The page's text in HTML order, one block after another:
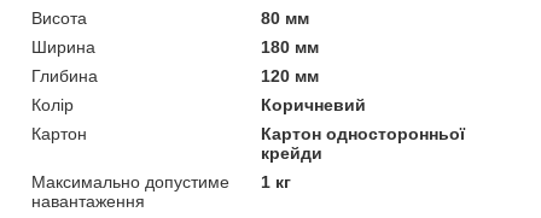
Висота
80 мм
Ширина
180 мм
Глибина
120 мм
Колір
Коричневий
Картон
Картон односторонньої
крейди
Максимально допустиме
навантаження
1 кг